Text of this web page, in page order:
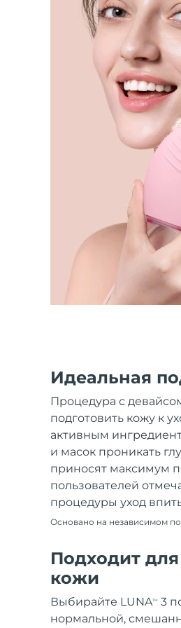
Идеальная
Процедура с
подготовить кожу к
активным
и масок проникать
приносят максимум
пользователей
процедуры уход
Основано на независимом
Подходит
кожи
Выбирайте LUNATM
3
нормальной,